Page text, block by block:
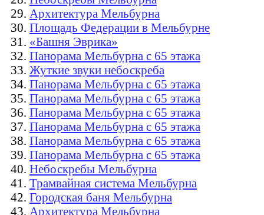
Архитектура Мельбурна
Площадь Федерации в Мельбурне
«Башня Эврика»
Панорама Мельбурна с 65 этажа
Жуткие звуки небоскреба
Панорама Мельбурна с 65 этажа
Панорама Мельбурна с 65 этажа
Панорама Мельбурна с 65 этажа
Панорама Мельбурна с 65 этажа
Панорама Мельбурна с 65 этажа
Панорама Мельбурна с 65 этажа
Небоскребы Мельбурна
Трамвайная система Мельбурна
Городская баня Мельбурна
Архитектура Мельбурна